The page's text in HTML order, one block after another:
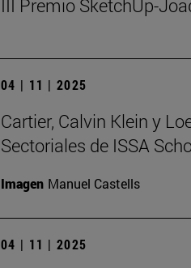
III Premio SketchUp-
04 | 11 | 2025
Cartier, Calvin Klein y
Sectoriales de ISSA
Imagen Manuel Castells
04 | 11 | 2025